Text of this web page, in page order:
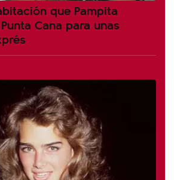
que Pampita
Cana para unas